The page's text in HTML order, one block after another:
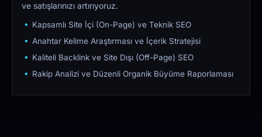
ve satışlarınızı artırıyoruz.
Kapsamlı Site İçi (On-Page) ve Teknik SEO
Anahtar Kelime Araştırması ve İçerik Stratejisi
Kaliteli Backlink ve Site Dışı (Off-Page) SEO
Rakip Analizi ve Düzenli Organik Büyüme Raporlaması